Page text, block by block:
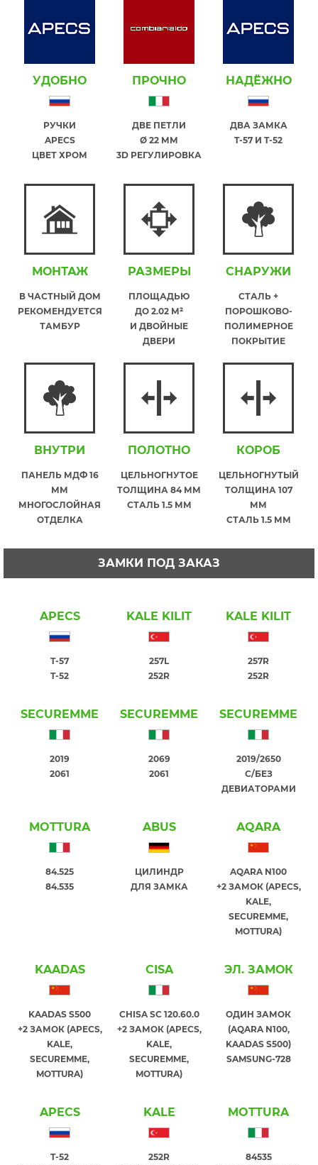
УДОБНО
РУЧКИ
APECS
ЦВЕТ ХРОМ
ПРОЧНО
ДВЕ ПЕТЛИ
Ø 22 ММ
3D РЕГУЛИРОВКА
НАДЁЖНО
ДВА ЗАМКА
T-57 И T-52
МОНТАЖ
В ЧАСТНЫЙ ДОМ
РЕКОМЕНДУЕТСЯ
ТАМБУР
РАЗМЕРЫ
ПЛОЩАДЬЮ
ДО 2.02 М²
И ДВОЙНЫЕ
ДВЕРИ
СНАРУЖИ
СТАЛЬ +
ПОРОШКОВО-
ПОЛИМЕРНОЕ
ПОКРЫТИЕ
ВНУТРИ
ПАНЕЛЬ МДФ 16
ММ
МНОГОСЛОЙНАЯ
ОТДЕЛКА
ПОЛОТНО
ЦЕЛЬНОГНУТОЕ
ТОЛЩИНА 84 ММ
СТАЛЬ 1.5 ММ
КОРОБ
ЦЕЛЬНОГНУТЫЙ
ТОЛЩИНА 107
ММ
СТАЛЬ 1.5 ММ
ЗАМКИ ПОД ЗАКАЗ
APECS
T-57
T-52
KALE KILIT
257L
252R
KALE KILIT
257R
252R
SECUREMME
2019
2061
SECUREMME
2069
2061
SECUREMME
2019/2650
С/БЕЗ
ДЕВИАТОРАМИ
MOTTURA
84.525
84.535
ABUS
ЦИЛИНДР
ДЛЯ ЗАМКА
AQARA
AQARA N100
+2 ЗАМОК (APECS,
KALE,
SECUREMME,
MOTTURA)
KAADAS
KAADAS S500
+2 ЗАМОК (APECS,
KALE,
SECUREMME,
MOTTURA)
CISA
CHISA SC 120.60.0
+2 ЗАМОК (APECS,
KALE,
SECUREMME,
MOTTURA)
ЭЛ. ЗАМОК
ОДИН ЗАМОК
(AQARA N100,
KAADAS S500)
SAMSUNG-728
APECS
T-52
KALE
252R
MOTTURA
84535